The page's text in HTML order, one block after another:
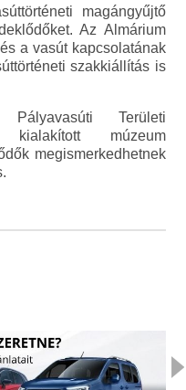
magángyűjtő
Az Almárium
a vasút kapcsolatának
szakkiállítás is
Területi
kialakított múzeum
megismerkedhetnek